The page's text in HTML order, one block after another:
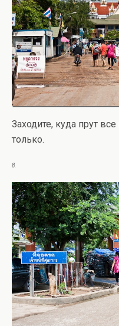
Заходите, куда прут
только.
8.